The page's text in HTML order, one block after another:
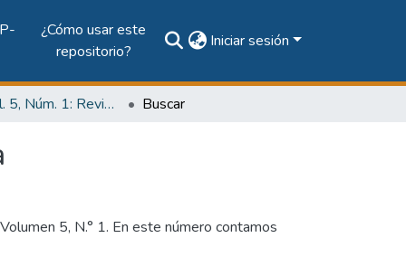
¿Cómo usar este
repositorio?
Iniciar sesión
2019, Vol. 5, Núm. 1: Revista de Iniciación Científica Buscar
5, N.° 1. En este número contamos